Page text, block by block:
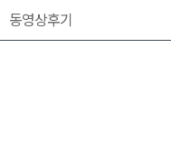
동영상후기